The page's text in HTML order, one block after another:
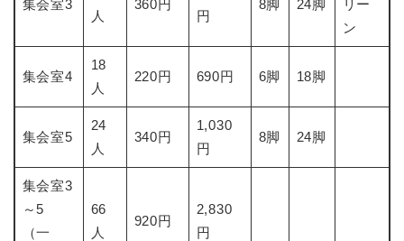
集会室3
人
360円
円
8脚 24脚
リー
ン
集会室4
18
人
220円 690円 6脚 18脚
集会室5
24
人
340円
1,030
円
8脚 24脚
集会室3
～5
（一
66
人
920円
2,830
円